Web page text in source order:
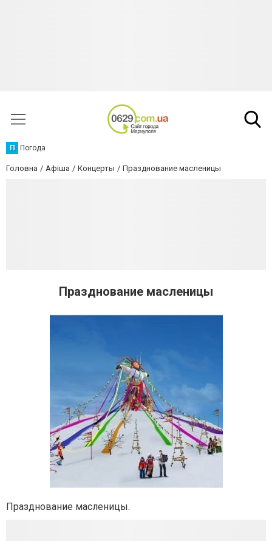
П Погода
Головна Афіша Концерты Празднование масленицы
Празднование масленицы
Празднование масленицы.